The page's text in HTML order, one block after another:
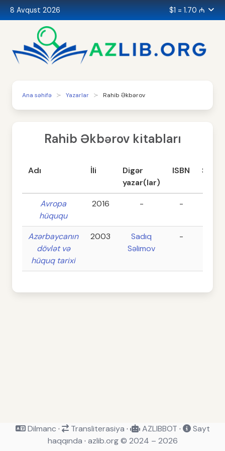
8 Avqust 2026 $1 = 1.70 ₼
Ana səhifə Yazarlar Rahib Əkbərov
Rahib Əkbərov kitabları
Adı İli
Digər
yazar(lar)
ISBN
Avropa
hüququ
2016 - -
Azərbaycanın
dövlət və
hüquq tarixi
2003
Sadıq
Səlimov
-
Dilmanc · Transliterasiya · AZLIBBOT ·
Sayt
haqqında · azlib.org © 2024 – 2026